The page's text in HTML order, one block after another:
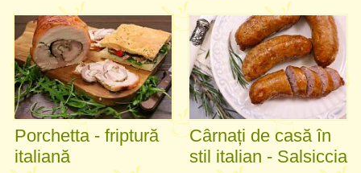
Porchetta - friptură
italiană
Cârnați de casă în
stil italian - Salsiccia